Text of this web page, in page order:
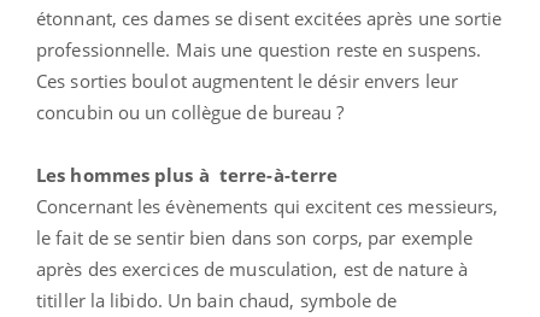
étonnant, ces dames se disent excitées après une sortie
professionnelle. Mais une question reste en suspens.
Ces sorties boulot augmentent le désir envers leur
concubin ou un collègue de bureau ?
Les hommes plus à terre-à-terre
Concernant les évènements qui excitent ces messieurs,
le fait de se sentir bien dans son corps, par exemple
après des exercices de musculation, est de nature à
titiller la libido. Un bain chaud, symbole de